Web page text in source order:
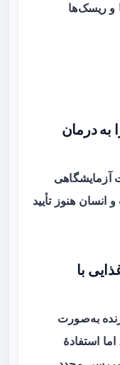
و ریسک‌ها
به درمان
آزمایشگاهی
هنوز تأیید
با
به‌صورت
استفادهٔ